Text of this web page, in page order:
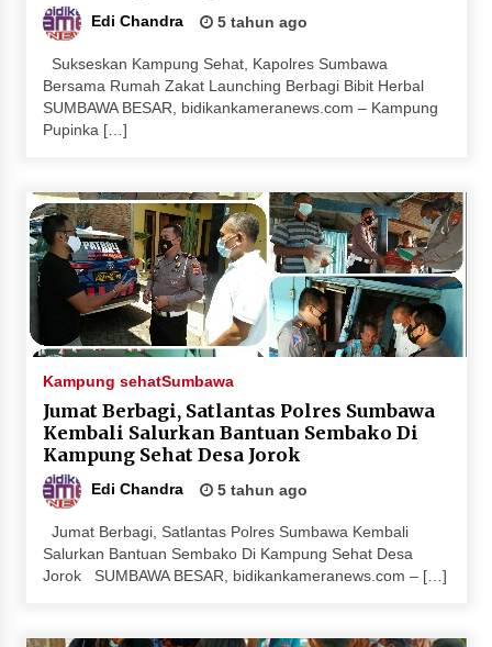
Edi Chandra 5 tahun ago
Sukseskan Kampung Sehat, Kapolres Sumbawa
Bersama Rumah Zakat Launching Berbagi Bibit Herbal
SUMBAWA BESAR, bidikankameranews.com – Kampung
Pupinka […]
Kampung sehatSumbawa
Jumat Berbagi, Satlantas Polres Sumbawa
Kembali Salurkan Bantuan Sembako Di
Kampung Sehat Desa Jorok
Edi Chandra 5 tahun ago
Jumat Berbagi, Satlantas Polres Sumbawa Kembali
Salurkan Bantuan Sembako Di Kampung Sehat Desa
Jorok SUMBAWA BESAR, bidikankameranews.com – […]